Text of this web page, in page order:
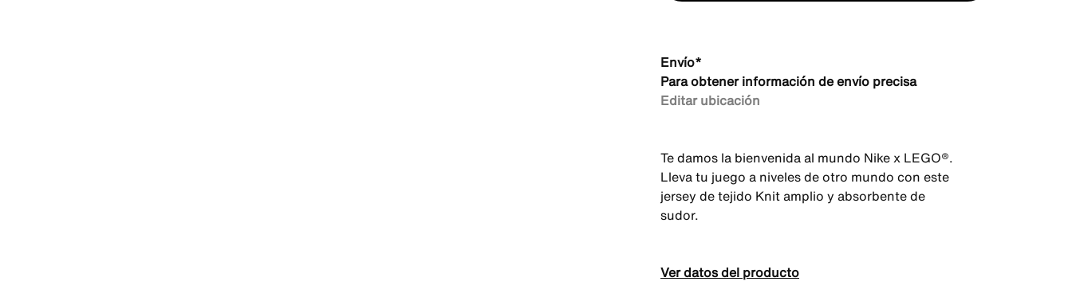
Envío*
Para obtener información de envío precisa
Editar ubicación
Te damos la bienvenida al mundo Nike x LEGO®.
Lleva tu juego a niveles de otro mundo con este
jersey de tejido Knit amplio y absorbente de
sudor.
Ver datos del producto